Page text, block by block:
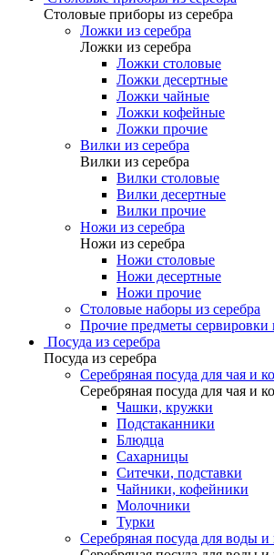
Столовые приборы из серебра
Ложки из серебра
Ложки из серебра
Ложки столовые
Ложки десертные
Ложки чайные
Ложки кофейные
Ложки прочие
Вилки из серебра
Вилки из серебра
Вилки столовые
Вилки десертные
Вилки прочие
Ножи из серебра
Ножи из серебра
Ножи столовые
Ножи десертные
Ножи прочие
Столовые наборы из серебра
Прочие предметы сервировки
Посуда из серебра
Посуда из серебра
Серебряная посуда для чая и
Серебряная посуда для чая и
Чашки, кружки
Подстаканники
Блюдца
Сахарницы
Ситечки, подставки
Чайники, кофейники
Молочники
Турки
Серебряная посуда для воды и